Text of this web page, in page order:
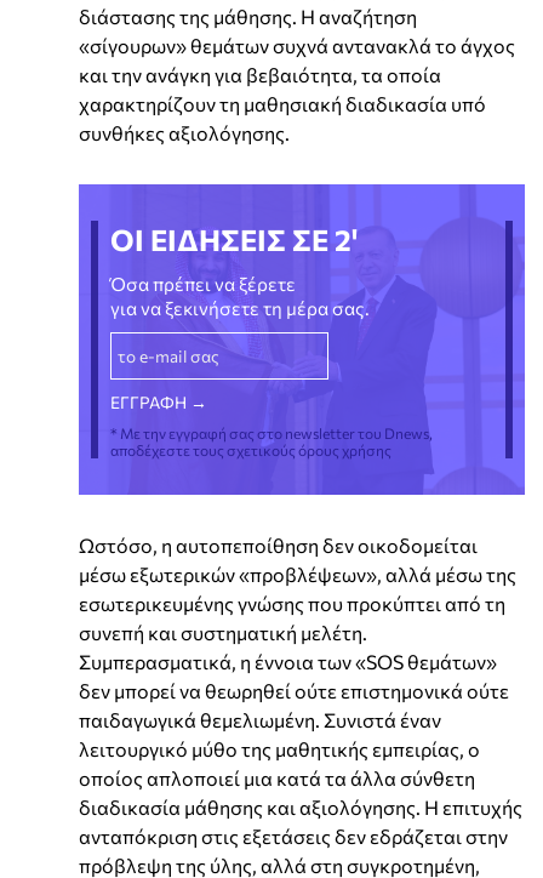
διάστασης της μάθησης. Η αναζήτηση
«σίγουρων» θεμάτων συχνά αντανακλά το άγχος
και την ανάγκη για βεβαιότητα, τα οποία
χαρακτηρίζουν τη μαθησιακή διαδικασία υπό
συνθήκες αξιολόγησης.
ΟΙ ΕΙΔΗΣΕΙΣ ΣΕ 2'
Όσα πρέπει να ξέρετε
για να ξεκινήσετε τη μέρα σας.
* Με την εγγραφή σας στο newsletter του Dnews,
αποδέχεστε τους σχετικούς όρους χρήσης
Ωστόσο, η αυτοπεποίθηση δεν οικοδομείται
μέσω εξωτερικών «προβλέψεων», αλλά μέσω της
εσωτερικευμένης γνώσης που προκύπτει από τη
συνεπή και συστηματική μελέτη.
Συμπερασματικά, η έννοια των «SOS θεμάτων»
δεν μπορεί να θεωρηθεί ούτε επιστημονικά ούτε
παιδαγωγικά θεμελιωμένη. Συνιστά έναν
λειτουργικό μύθο της μαθητικής εμπειρίας, ο
οποίος απλοποιεί μια κατά τα άλλα σύνθετη
διαδικασία μάθησης και αξιολόγησης. Η επιτυχής
ανταπόκριση στις εξετάσεις δεν εδράζεται στην
πρόβλεψη της ύλης, αλλά στη συγκροτημένη,